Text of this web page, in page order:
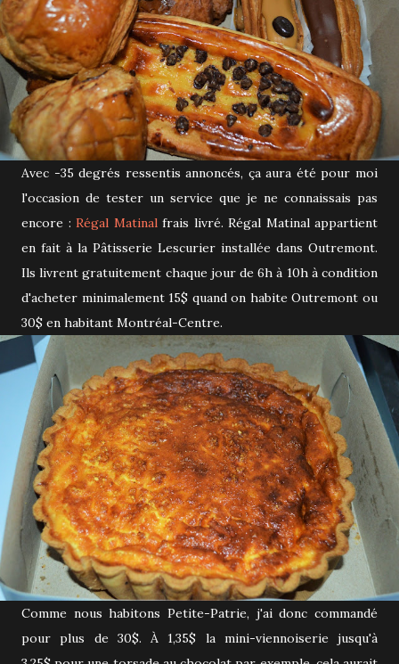
Avec -35 degrés ressentis annoncés, ça aura été pour moi
l'occasion de tester un service que je ne connaissais pas
encore : Régal Matinalfrais livré. Régal Matinal appartient
en fait à la Pâtisserie Lescurier installée dans Outremont.
Ils livrent gratuitement chaque jour de 6h à 10h à condition
d'acheter minimalement 15$ quand on habite Outremont ou
30$ en habitant Montréal-Centre.
Comme nous habitons Petite-Patrie, j'ai donc commandé
pour plus de 30$. À 1,35$ la mini-viennoiserie jusqu'à